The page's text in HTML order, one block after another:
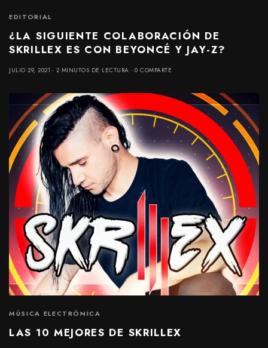
EDITORIAL
¿LA SIGUIENTE COLABORACIÓN DE
SKRILLEX ES CON BEYONCÉ Y JAY-Z?
JULIO 29, 2021 2 MINUTOS DE LECTURA 0 COMPARTE
MÚSICA ELECTRÓNICA
LAS 10 MEJORES DE SKRILLEX